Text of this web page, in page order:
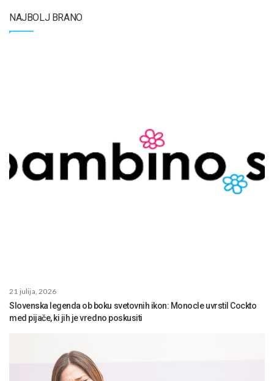
NAJBOLJ BRANO
21 julija, 2026
Slovenska legenda ob boku svetovnih ikon: Monocle uvrstil Cockto
med pijače, ki jih je vredno poskusiti